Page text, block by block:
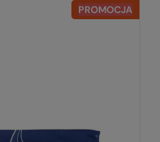
PROMOCJA